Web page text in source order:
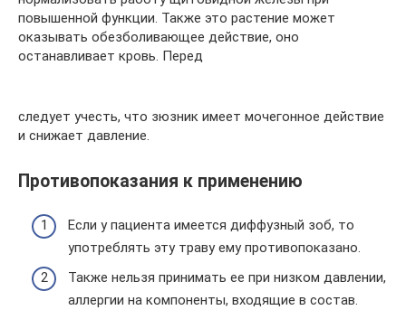
повышенной функции. Также это растение может
оказывать обезболивающее действие, оно
останавливает кровь. Перед
следует учесть, что зюзник имеет мочегонное действие
и снижает давление.
Противопоказания к применению
Если у пациента имеется диффузный зоб, то
употреблять эту траву ему противопоказано.
Также нельзя принимать ее при низком давлении,
аллергии на компоненты, входящие в состав.